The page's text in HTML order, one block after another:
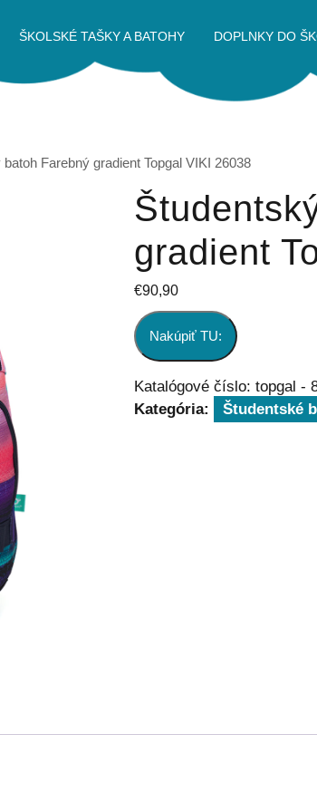
ŠKOLSKÉ TAŠKY A BATOHY DOPLNKY DO
Farebný gradient Topgal VIKI 26038
gradient
€90,90
Nakúpiť TU:
Katalógové číslo:topgal -
Kategória:
Študentské